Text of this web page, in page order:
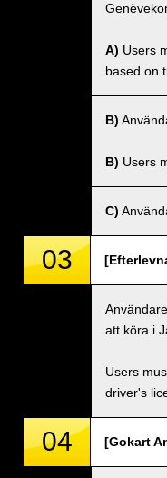
A) Users
based on
B)
B) Users
C)
03
att köra i
Users
driver's
04 [Gokart